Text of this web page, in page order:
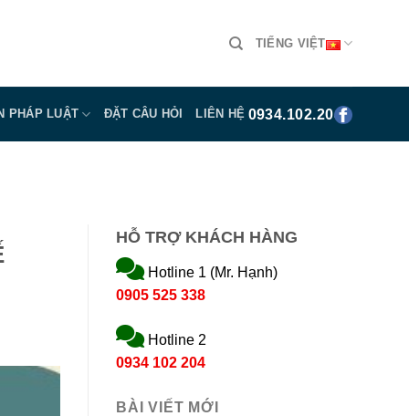
TIẾNG VIỆT
PHÁP LUẬT ĐẶT CÂU HỎI LIÊN HỆ 0934.102.204
HỖ TRỢ KHÁCH HÀNG
Hotline 1 (Mr. Hạnh)
0905 525 338
Hotline 2
0934 102 204
BÀI VIẾT MỚI